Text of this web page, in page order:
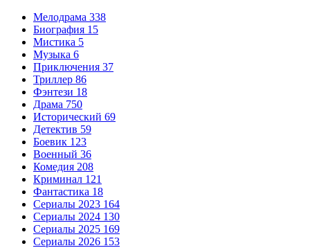
Мелодрама 338
Биография 15
Мистика 5
Музыка 6
Приключения 37
Триллер 86
Фэнтези 18
Драма 750
Исторический 69
Детектив 59
Боевик 123
Военный 36
Комедия 208
Криминал 121
Фантастика 18
Сериалы 2023 164
Сериалы 2024 130
Сериалы 2025 169
Сериалы 2026 153